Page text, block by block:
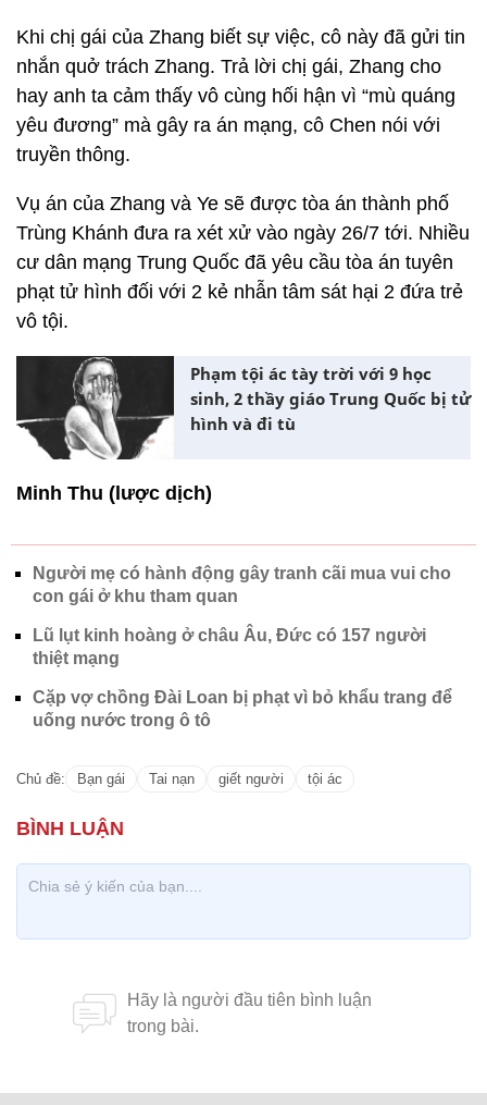
Khi chị gái của Zhang biết sự việc, cô này đã gửi tin
nhắn quở trách Zhang. Trả lời chị gái, Zhang cho
hay anh ta cảm thấy vô cùng hối hận vì “mù quáng
yêu đương” mà gây ra án mạng, cô Chen nói với
truyền thông.
Vụ án của Zhang và Ye sẽ được tòa án thành phố
Trùng Khánh đưa ra xét xử vào ngày 26/7 tới. Nhiều
cư dân mạng Trung Quốc đã yêu cầu tòa án tuyên
phạt tử hình đối với 2 kẻ nhẫn tâm sát hại 2 đứa trẻ
vô tội.
Phạm tội ác tày trời với 9 học
sinh, 2 thầy giáo Trung Quốc bị tử
hình và đi tù
Minh Thu (lược dịch)
Người mẹ có hành động gây tranh cãi mua vui cho
con gái ở khu tham quan
Lũ lụt kinh hoàng ở châu Âu, Đức có 157 người
thiệt mạng
Cặp vợ chồng Đài Loan bị phạt vì bỏ khẩu trang để
uống nước trong ô tô
Chủ đề: Bạn gái Tai nạn giết người tội ác